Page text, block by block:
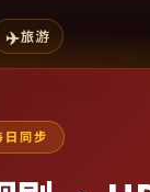
✈️旅游
同步